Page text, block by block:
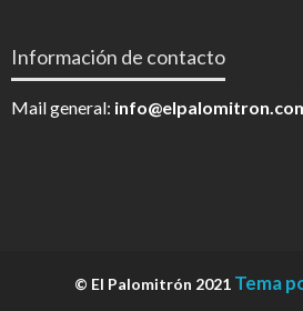
Información de contacto
Mail general:
© El Palomitrón 2021 Tema